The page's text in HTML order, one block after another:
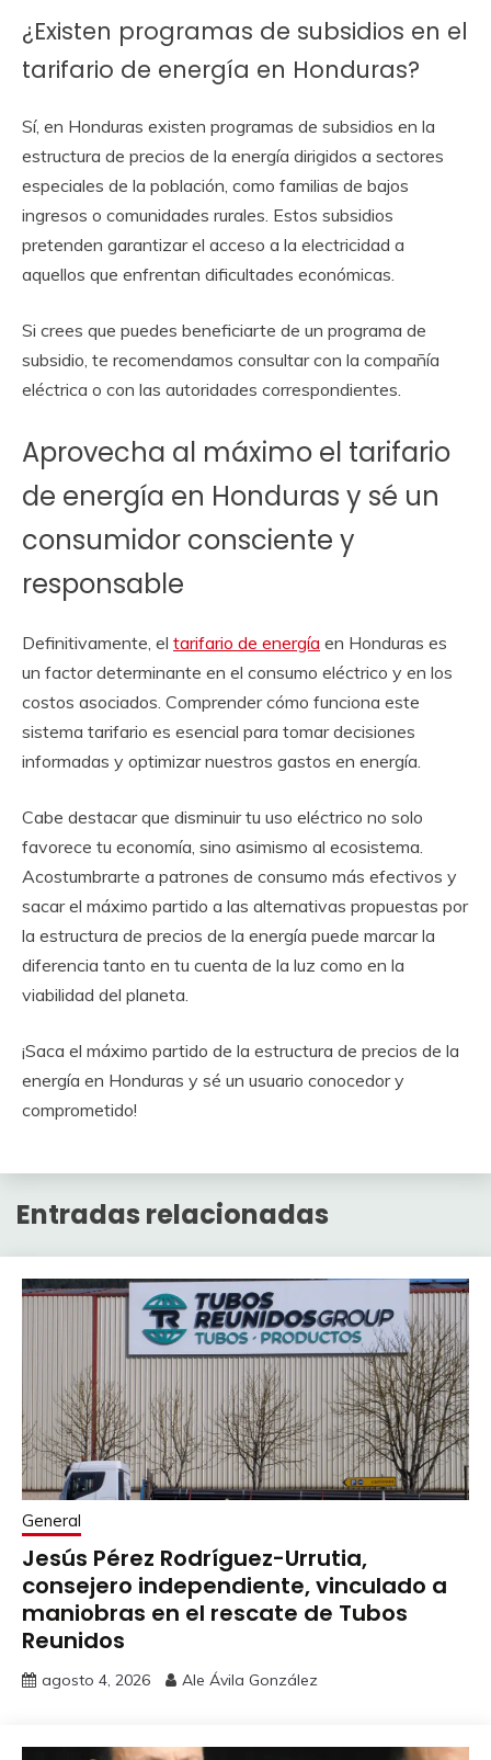
¿Existen programas de subsidios en el
tarifario de energía en Honduras?
Sí, en Honduras existen programas de subsidios en la
estructura de precios de la energía dirigidos a sectores
especiales de la población, como familias de bajos
ingresos o comunidades rurales. Estos subsidios
pretenden garantizar el acceso a la electricidad a
aquellos que enfrentan dificultades económicas.
Si crees que puedes beneficiarte de un programa de
subsidio, te recomendamos consultar con la compañía
eléctrica o con las autoridades correspondientes.
Aprovecha al máximo el tarifario
de energía en Honduras y sé un
consumidor consciente y
responsable
Definitivamente, el tarifario de energía en Honduras es
un factor determinante en el consumo eléctrico y en los
costos asociados. Comprender cómo funciona este
sistema tarifario es esencial para tomar decisiones
informadas y optimizar nuestros gastos en energía.
Cabe destacar que disminuir tu uso eléctrico no solo
favorece tu economía, sino asimismo al ecosistema.
Acostumbrarte a patrones de consumo más efectivos y
sacar el máximo partido a las alternativas propuestas por
la estructura de precios de la energía puede marcar la
diferencia tanto en tu cuenta de la luz como en la
viabilidad del planeta.
¡Saca el máximo partido de la estructura de precios de la
energía en Honduras y sé un usuario conocedor y
comprometido!
Entradas relacionadas
General
Jesús Pérez Rodríguez-Urrutia,
consejero independiente, vinculado a
maniobras en el rescate de Tubos
Reunidos
agosto 4, 2026 Ale Ávila González